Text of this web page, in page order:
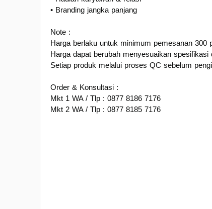
• Branding jangka panjang
Note :
Harga berlaku untuk minimum pemesanan 300
Harga dapat berubah menyesuaikan spesifikasi
Setiap produk melalui proses QC sebelum
Order & Konsultasi :
Mkt 1 WA / Tlp : 0877 8186 7176
Mkt 2 WA / Tlp : 0877 8185 7176